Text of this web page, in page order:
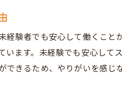
安心の訪問介護デビュー神戸
訪問介護デビューまでの
経験者でも安心して働くこ
います。未経験でも安心し
きるため、やりがいを感じ